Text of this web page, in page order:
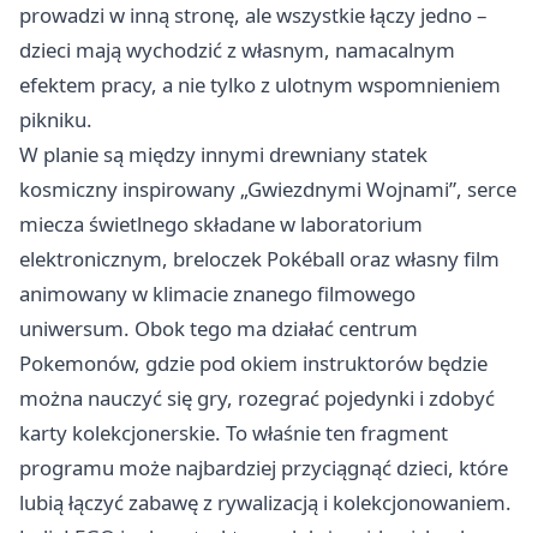
prowadzi w inną stronę, ale wszystkie łączy jedno –
dzieci mają wychodzić z własnym, namacalnym
efektem pracy, a nie tylko z ulotnym wspomnieniem
pikniku.
W planie są między innymi drewniany statek
kosmiczny inspirowany „Gwiezdnymi Wojnami”, serce
miecza świetlnego składane w laboratorium
elektronicznym, breloczek Pokéball oraz własny film
animowany w klimacie znanego filmowego
uniwersum. Obok tego ma działać centrum
Pokemonów, gdzie pod okiem instruktorów będzie
można nauczyć się gry, rozegrać pojedynki i zdobyć
karty kolekcjonerskie. To właśnie ten fragment
programu może najbardziej przyciągnąć dzieci, które
lubią łączyć zabawę z rywalizacją i kolekcjonowaniem.